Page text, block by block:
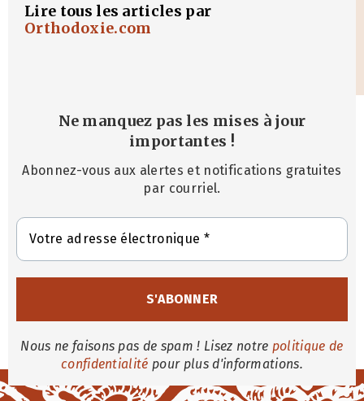
Lire tous les articles par
Orthodoxie.com
Ne manquez pas les mises à jour
importantes !
Abonnez-vous aux alertes et notifications gratuites
par courriel.
Nous ne faisons pas de spam ! Lisez notre politique de
confidentialité pour plus d'informations.